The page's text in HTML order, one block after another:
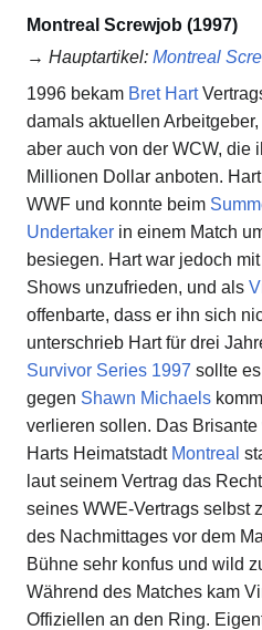
Montreal Screwjob (1997)
→ Hauptartikel: Montreal
1996 bekam Bret Hart
damals aktuellen
aber auch von der WCW, die
Millionen Dollar anboten.
WWF und konnte beim
Undertaker in einem Match
besiegen. Hart war jedoch
Shows unzufrieden, und als
offenbarte, dass er ihn sich
unterschrieb Hart für drei
Survivor Series 1997 sollte
gegen Shawn Michaels
verlieren sollen. Das
Harts Heimatstadt Montreal
laut seinem Vertrag das
seines WWE-Vertrags selbst
des Nachmittages vor dem
Bühne sehr konfus und wild
Während des Matches kam
Offiziellen an den Ring.